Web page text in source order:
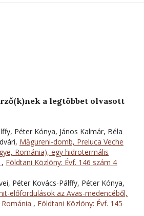
a legtöbbet olvasott
Péter Kónya, János Kalmár, Béla
Măgureni-domb, Preluca Veche
Románia), egy hidrotermális
, Földtani Közlöny: Évf. 146 szám 4
Péter Kovács-Pálffy, Péter Kónya,
előfordulások az Avas-medencéből,
, Földtani Közlöny: Évf. 145